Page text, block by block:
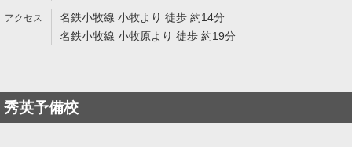
名鉄小牧線 小牧より 徒歩 約14分
名鉄小牧線 小牧原より 徒歩 約19分
秀英予備校